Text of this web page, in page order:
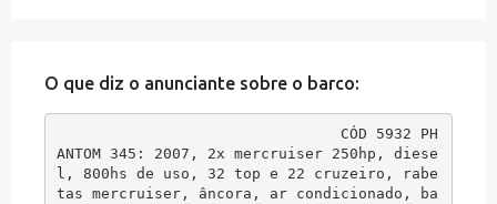
O que diz o anunciante sobre o barco:
CÓD 5932 PH
ANTOM 345: 2007, 2x mercruiser 250hp, diese
l, 800hs de uso, 32 top e 22 cruzeiro, rabe
tas mercruiser, âncora, ar condicionado, ba